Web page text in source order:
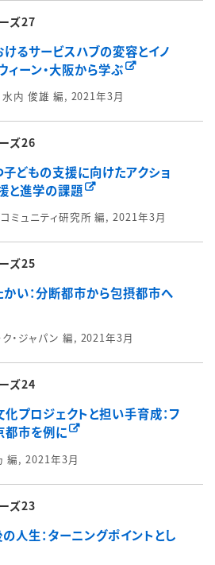
ズ27
るサービスハブの変容とイノ
ィーン・大阪から学ぶ
水内 俊雄 編, 2021年3月
ズ26
どもの支援に向けたアクショ
と進学の課題
ミュニティ研究所 編, 2021年3月
ズ25
い：分断都市から包摂都市へ
・ジャパン 編, 2021年3月
ズ24
プロジェクトと担い手育成：フ
都市を例に
編, 2021年3月
ズ23
人生：ターニングポイントとし